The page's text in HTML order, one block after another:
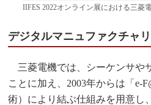
IIFES 2022オンライン展における三菱
デジタルマニュファクチャ
三菱電機では、シーケンサや
ことに加え、2003年からは「e-
術）により結ぶ仕組みを用意し